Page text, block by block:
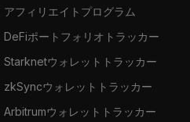
アフィリエイトプログラム
DeFiポートフォリオトラッカー
Starknetウォレットトラッカー
zkSyncウォレットトラッカー
Arbitrumウォレットトラッカー